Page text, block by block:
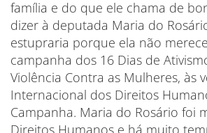
família e do que ele chama de
dizer à deputada Maria do
estupraria porque ela não
campanha dos 16 Dias de
Violência Contra as Mulheres, às
Internacional dos Direitos
Campanha. Maria do Rosário foi
Direitos Humanos e há muito